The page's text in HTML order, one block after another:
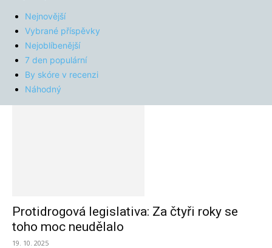
Nejnovější
Vybrané příspěvky
Nejoblíbenější
7 den populární
By skóre v recenzi
Náhodný
Protidrogová legislativa: Za čtyři roky se
toho moc neudělalo
19. 10. 2025